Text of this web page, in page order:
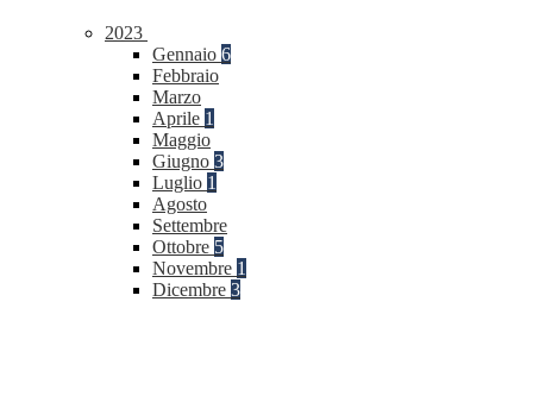
2023
Gennaio 6
Febbraio
Marzo
Aprile 1
Maggio
Giugno 3
Luglio 1
Agosto
Settembre
Ottobre 5
Novembre 1
Dicembre 3